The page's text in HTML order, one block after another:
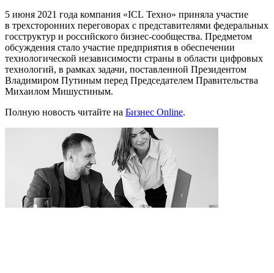
5 июня 2021 года компания «ICL Техно» приняла участие
в трехсторонних переговорах с представителями федеральных
госструктур и российского бизнес-сообщества. Предметом
обсуждения стало участие предприятия в обеспечении
технологической независимости страны в области цифровых
технологий, в рамках задачи, поставленной Президентом
Владимиром Путиным перед Председателем Правительства
Михаилом Мишустиным.
Полную новость читайте на Бизнес Online.